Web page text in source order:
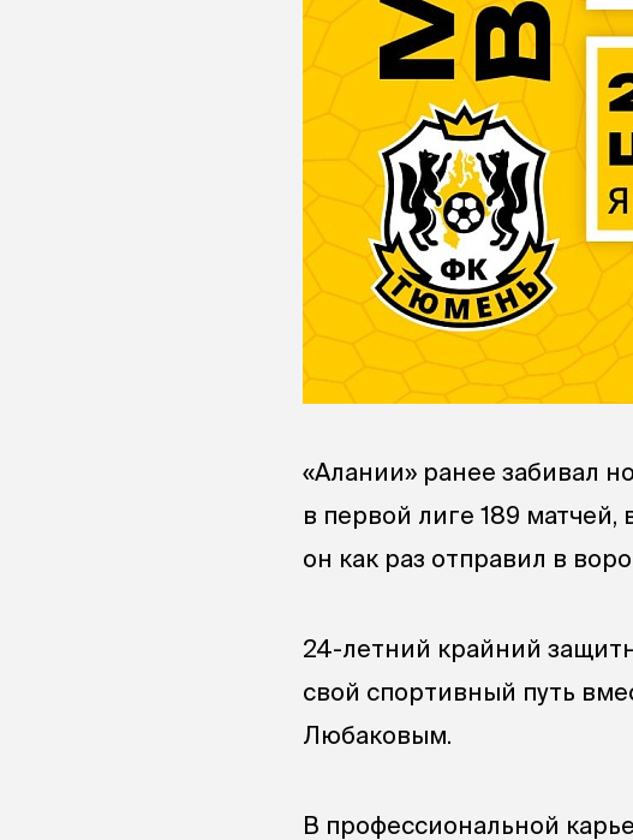
«Алании» ранее забивал
в первой лиге 189 матчей,
он как раз отправил в
24-летний крайний
свой спортивный путь
Любаковым.
В профессиональной